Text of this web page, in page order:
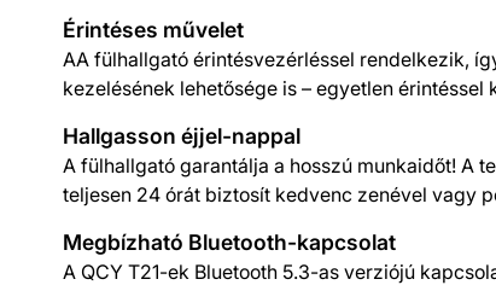
Érintéses művelet
AA fülhallgató érintésvezérléssel rendelkezik,
kezelésének lehetősége is – egyetlen
Hallgasson éjjel-nappal
A fülhallgató garantálja a hosszú munkaidőt! A
teljesen 24 órát biztosít kedvenc zenével vagy
Megbízható Bluetooth-kapcsolat
A QCY T21-ek Bluetooth 5.3-as verziójú